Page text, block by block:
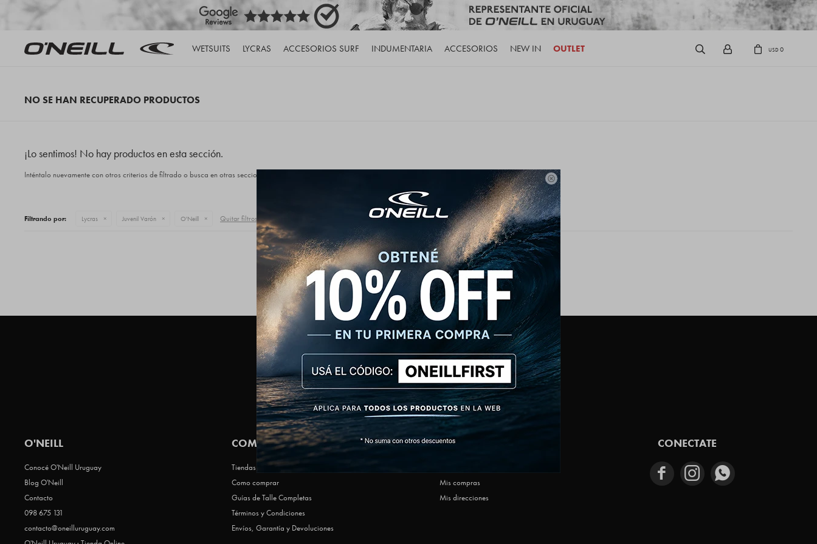

WETSUITS LYCRAS ACCESORIOS SURF INDUMENTARIA ACCESORIOS NEW IN OUTLET USD0
NO SE HAN RECUPERADO PRODUCTOS
¡Lo sentimos! No hay productos en esta sección.
Inténtalo nuevamente con otros criterios de filtrado o busca en otras secciones de nuestro catálogo.
Filtrando por: Lycras Juvenil Varón O'Neill Quitar filtros
CONECTATE
  
O'NEILL
Conocé O'Neill Uruguay
Blog O'Neill
Contacto
098 675 131
contacto@oneilluruguay.com
COMPRAR
Tiendas Que Ofrecen O'Neill
Como comprar
Guías de Talle Completas
Términos y Condiciones
Envíos, Garantía y Devoluciones
MI CUENTA
Mis compras
Mis direcciones
NEWSLETTER
SUSCRIBIRME